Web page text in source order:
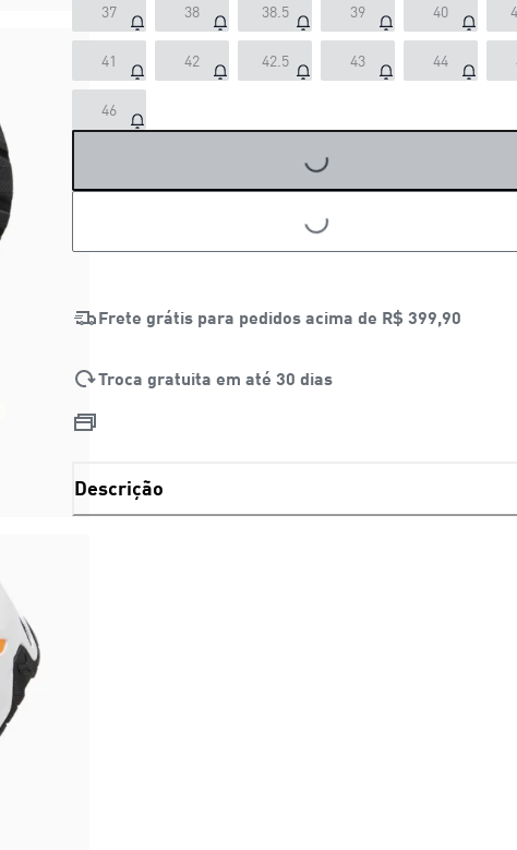
37 38 38.5 39 40
41 42 42.5 43 44
46
LOADING...
LOADING...
Frete grátis para pedidos acima de R$ 399,90
Troca gratuita em até 30 dias
Descrição